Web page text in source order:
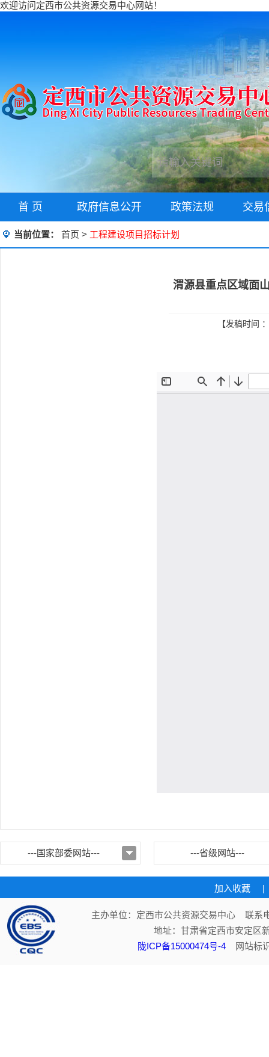
欢迎访问定西市公共资源交易中心网站！
首 页 政府信息公开 政策法规 交易
当前位置： 首页 > 工程建设项目招标计划
渭源县重点区域面
【发稿时间
---国家部委网站--- ---省级网站---
加入收藏 |
主办单位：定西市公共资源交易中心 联系
地址：甘肃省定西市安定
陇ICP备15000474号-4 网站标